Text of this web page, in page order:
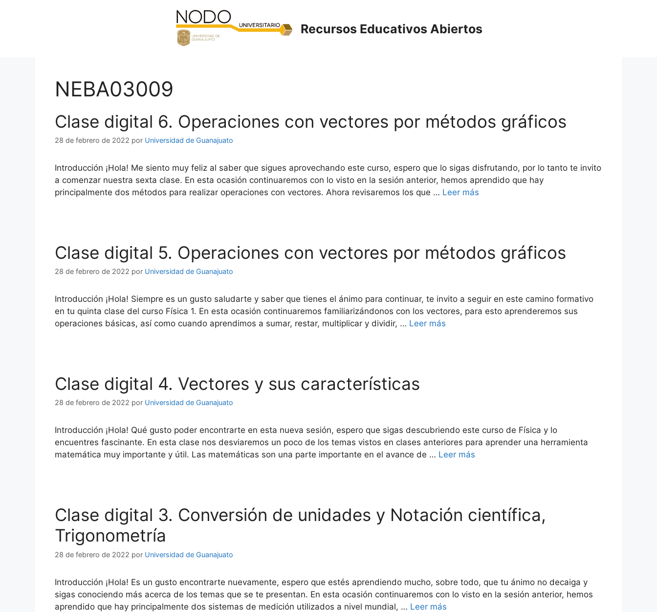
Recursos Educativos Abiertos
NEBA03009
Clase digital 6. Operaciones con vectores por métodos gráficos
28 de febrero de 2022 por Universidad de Guanajuato
Introducción ¡Hola! Me siento muy feliz al saber que sigues aprovechando este curso, espero que lo sigas disfrutando, por lo tanto te invito
a comenzar nuestra sexta clase. En esta ocasión continuaremos con lo visto en la sesión anterior, hemos aprendido que hay
principalmente dos métodos para realizar operaciones con vectores. Ahora revisaremos los que … Leer más
Clase digital 5. Operaciones con vectores por métodos gráficos
28 de febrero de 2022 por Universidad de Guanajuato
Introducción ¡Hola! Siempre es un gusto saludarte y saber que tienes el ánimo para continuar, te invito a seguir en este camino formativo
en tu quinta clase del curso Física 1. En esta ocasión continuaremos familiarizándonos con los vectores, para esto aprenderemos sus
operaciones básicas, así como cuando aprendimos a sumar, restar, multiplicar y dividir, … Leer más
Clase digital 4. Vectores y sus características
28 de febrero de 2022 por Universidad de Guanajuato
Introducción ¡Hola! Qué gusto poder encontrarte en esta nueva sesión, espero que sigas descubriendo este curso de Física y lo
encuentres fascinante. En esta clase nos desviaremos un poco de los temas vistos en clases anteriores para aprender una herramienta
matemática muy importante y útil. Las matemáticas son una parte importante en el avance de … Leer más
Clase digital 3. Conversión de unidades y Notación científica,
Trigonometría
28 de febrero de 2022 por Universidad de Guanajuato
Introducción ¡Hola! Es un gusto encontrarte nuevamente, espero que estés aprendiendo mucho, sobre todo, que tu ánimo no decaiga y
sigas conociendo más acerca de los temas que se te presentan. En esta ocasión continuaremos con lo visto en la sesión anterior, hemos
aprendido que hay principalmente dos sistemas de medición utilizados a nivel mundial, … Leer más